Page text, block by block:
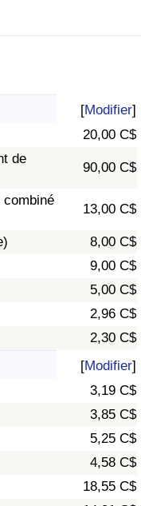
[Modifier]
20,00 C$
de
90,00 C$
combiné
13,00 C$
8,00 C$
9,00 C$
5,00 C$
2,96 C$
2,30 C$
[Modifier]
3,19 C$
3,85 C$
5,25 C$
4,58 C$
18,55 C$